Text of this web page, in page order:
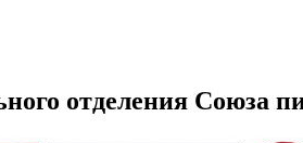
отделения Союза